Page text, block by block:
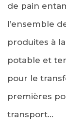
de pain
l’ensemble
produites à
potable et
pour le
premières
transport…